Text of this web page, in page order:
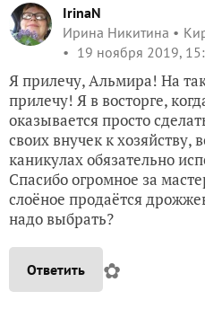
IrinaN
Ирина Никитина
19 ноября 2019,
Я прилечу, Альмира! На
прилечу! Я в восторге,
оказывается просто
своих внучек к хозяйству,
каникулах обязательно
Спасибо огромное за
слоёное продаётся
надо выбрать?
Ответить ✿